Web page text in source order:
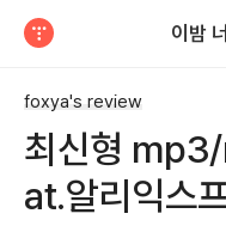
이밤
foxya's review
최신형
at.알리익스